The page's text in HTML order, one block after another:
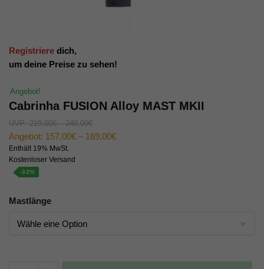
Registriere dich,
um deine Preise zu sehen!
Angebot!
Cabrinha FUSION Alloy MAST MKII
UVP:219,00€–249,00€
Angebot: 157,00€ – 169,00€
Enthält 19% MwSt.
Kostenloser Versand
-32%
Mastlänge